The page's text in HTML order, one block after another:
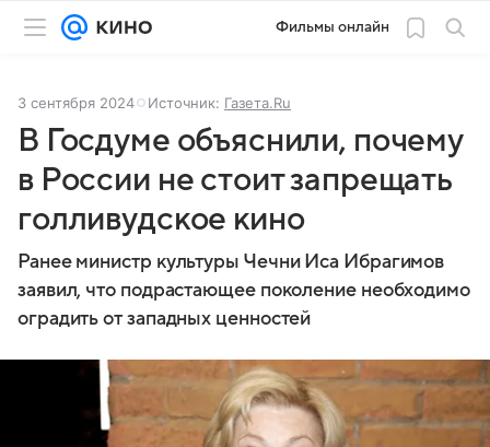
Фильмы онлайн
3 сентября 2024 Источник: Газета.Ru
В Госдуме объяснили, почему
в России не стоит запрещать
голливудское кино
Ранее министр культуры Чечни Иса Ибрагимов
заявил, что подрастающее поколение необходимо
оградить от западных ценностей